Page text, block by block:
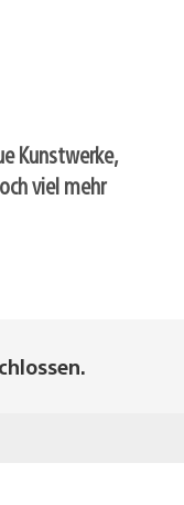
Kunstwerke,
viel mehr